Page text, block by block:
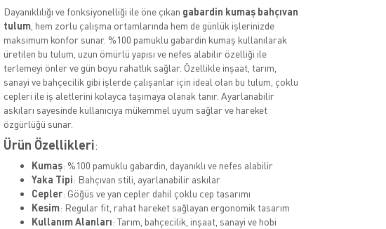
Dayanıklılığı ve fonksiyonelliği ile öne çıkan gabardin kumaş bahçıvan
tulum, hem zorlu çalışma ortamlarında hem de günlük işlerinizde
maksimum konfor sunar. %100 pamuklu gabardin kumaş kullanılarak
üretilen bu tulum, uzun ömürlü yapısı ve nefes alabilir özelliği ile
terlemeyi önler ve gün boyu rahatlık sağlar. Özellikle inşaat, tarım,
sanayi ve bahçecilik gibi işlerde çalışanlar için ideal olan bu tulum, çoklu
cepleri ile iş aletlerini kolayca taşımaya olanak tanır. Ayarlanabilir
askıları sayesinde kullanıcıya mükemmel uyum sağlar ve hareket
özgürlüğü sunar.
Ürün Özellikleri:
Kumaş: %100 pamuklu gabardin, dayanıklı ve nefes alabilir
Yaka Tipi: Bahçıvan stili, ayarlanabilir askılar
Cepler: Göğüs ve yan cepler dahil çoklu cep tasarımı
Kesim: Regular fit, rahat hareket sağlayan ergonomik tasarım
Kullanım Alanları: Tarım, bahçecilik, inşaat, sanayi ve hobi